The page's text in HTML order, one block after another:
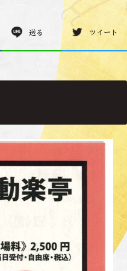
送る ツイート